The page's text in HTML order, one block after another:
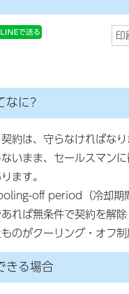
印
なに?
約は、守らなければな
いまま、セールスマン
ます。
off period（冷却期
れば無条件で契約を解
のがクーリング・オフ制
きる場合